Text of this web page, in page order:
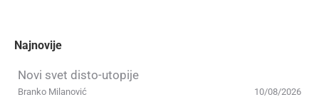
Najnovije
Novi svet disto-utopije
10/08/2026
Branko Milanović